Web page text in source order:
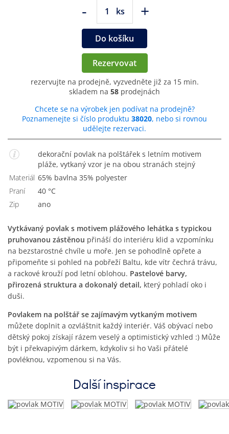
- ks +
Do košíku
Rezervovat
rezervujte na prodejně, vyzvedněte již za 15 min.
skladem na 58 prodejnách
Chcete se na výrobek jen podívat na prodejně?
Poznamenejte si číslo produktu 38020, nebo si rovnou
udělejte rezervaci.
dekorační povlak na polštářek s letním motivem
pláže, vytkaný vzor je na obou stranách stejný
Materiál
65% bavlna 35% polyester
Praní
40 °C
Zip
Ano
Vytkávaný povlak s motivem plážového lehátka s typickou
pruhovanou zástěnou přináší do interiéru klid a vzpomínku
na bezstarostné chvíle u moře. Jen se pohodlně opřete a
připomeňte si pohled na pobřeží Baltu, kde vítr čechrá trávu,
a rackové krouží pod letní oblohou. Pastelové barvy,
přirozená struktura a dokonalý detail, který pohladí oko i
duši.
Povlakem na polštář se zajímavým vytkaným motivem
můžete doplnit a ozvláštnit každý interiér. Váš obývací nebo
dětský pokoj získají rázem veselý a optimistický vzhled :) Může
být i překvapivým dárkem, kdykoliv si ho Vaši přátelé
povléknou, vzpomenou si na Vás.
Další inspirace